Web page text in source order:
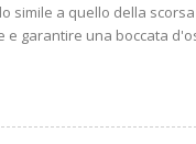
simile a quello della
garantire una boccata